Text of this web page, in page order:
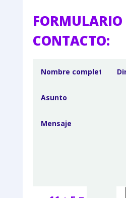
FORMULARIO
CONTACTO: